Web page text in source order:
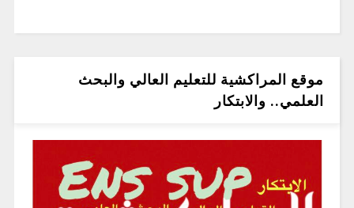
موقع المراكشية للتعليم العالي والبحث
العلمي.. والابتكار